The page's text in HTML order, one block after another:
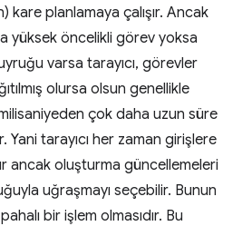
kare planlamaya çalışır. Ancak
yüksek öncelikli görev yoksa
varsa tarayıcı, görevler
olursa olsun genellikle
çok daha uzun süre
tarayıcı her zaman girişlere
ancak oluşturma güncellemeleri
uğraşmayı seçebilir. Bunun
bir işlem olmasıdır. Bu